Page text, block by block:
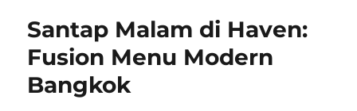
Santap Malam di Haven:
Fusion Menu Modern
Bangkok